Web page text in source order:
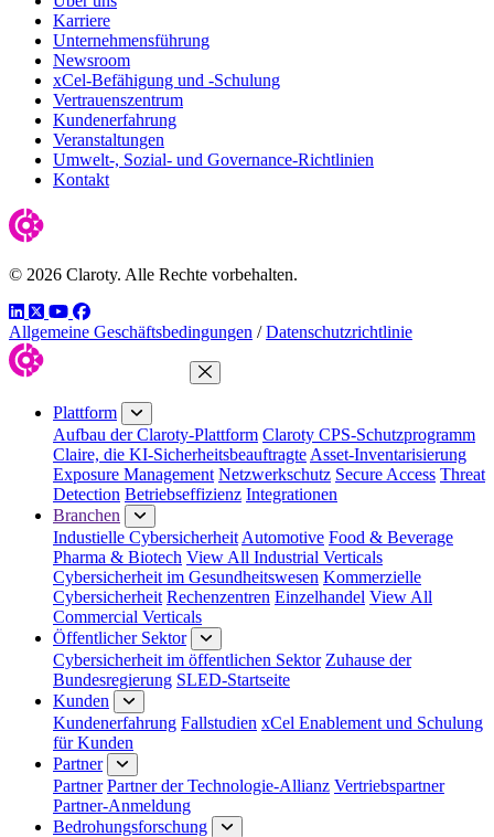
Karriere
Unternehmensführung
Newsroom
xCel-Befähigung und -Schulung
Vertrauenszentrum
Kundenerfahrung
Veranstaltungen
Umwelt-, Sozial- und Governance-Richtlinien
Kontakt
© 2026 Claroty. Alle Rechte vorbehalten.
LinkedIn
TwitterYouTube
Facebook
Allgemeine Geschäftsbedingungen / Datenschutzrichtlinie
Menü schließen
Plattform
Aufbau der Claroty-Plattform Claroty CPS-Schutzprogramm
Claire, die KI-Sicherheitsbeauftragte Asset-Inventarisierung
Exposure Management Netzwerkschutz Secure Access Threat
Detection Betriebseffizienz Integrationen
Branchen
Industielle Cybersicherheit Automotive Food & Beverage
Pharma & Biotech View All Industrial Verticals
Cybersicherheit im Gesundheitswesen Kommerzielle
Cybersicherheit Rechenzentren Einzelhandel View All
Commercial Verticals
Öffentlicher Sektor
Cybersicherheit im öffentlichen Sektor Zuhause der
Bundesregierung SLED-Startseite
Kunden
Kundenerfahrung Fallstudien xCel Enablement und Schulung
für Kunden
Partner
Partner Partner der Technologie-Allianz Vertriebspartner
Partner-Anmeldung
Bedrohungsforschung